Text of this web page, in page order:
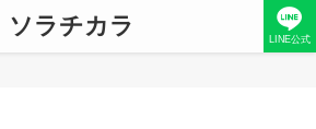
ソラチカラ LINE公式